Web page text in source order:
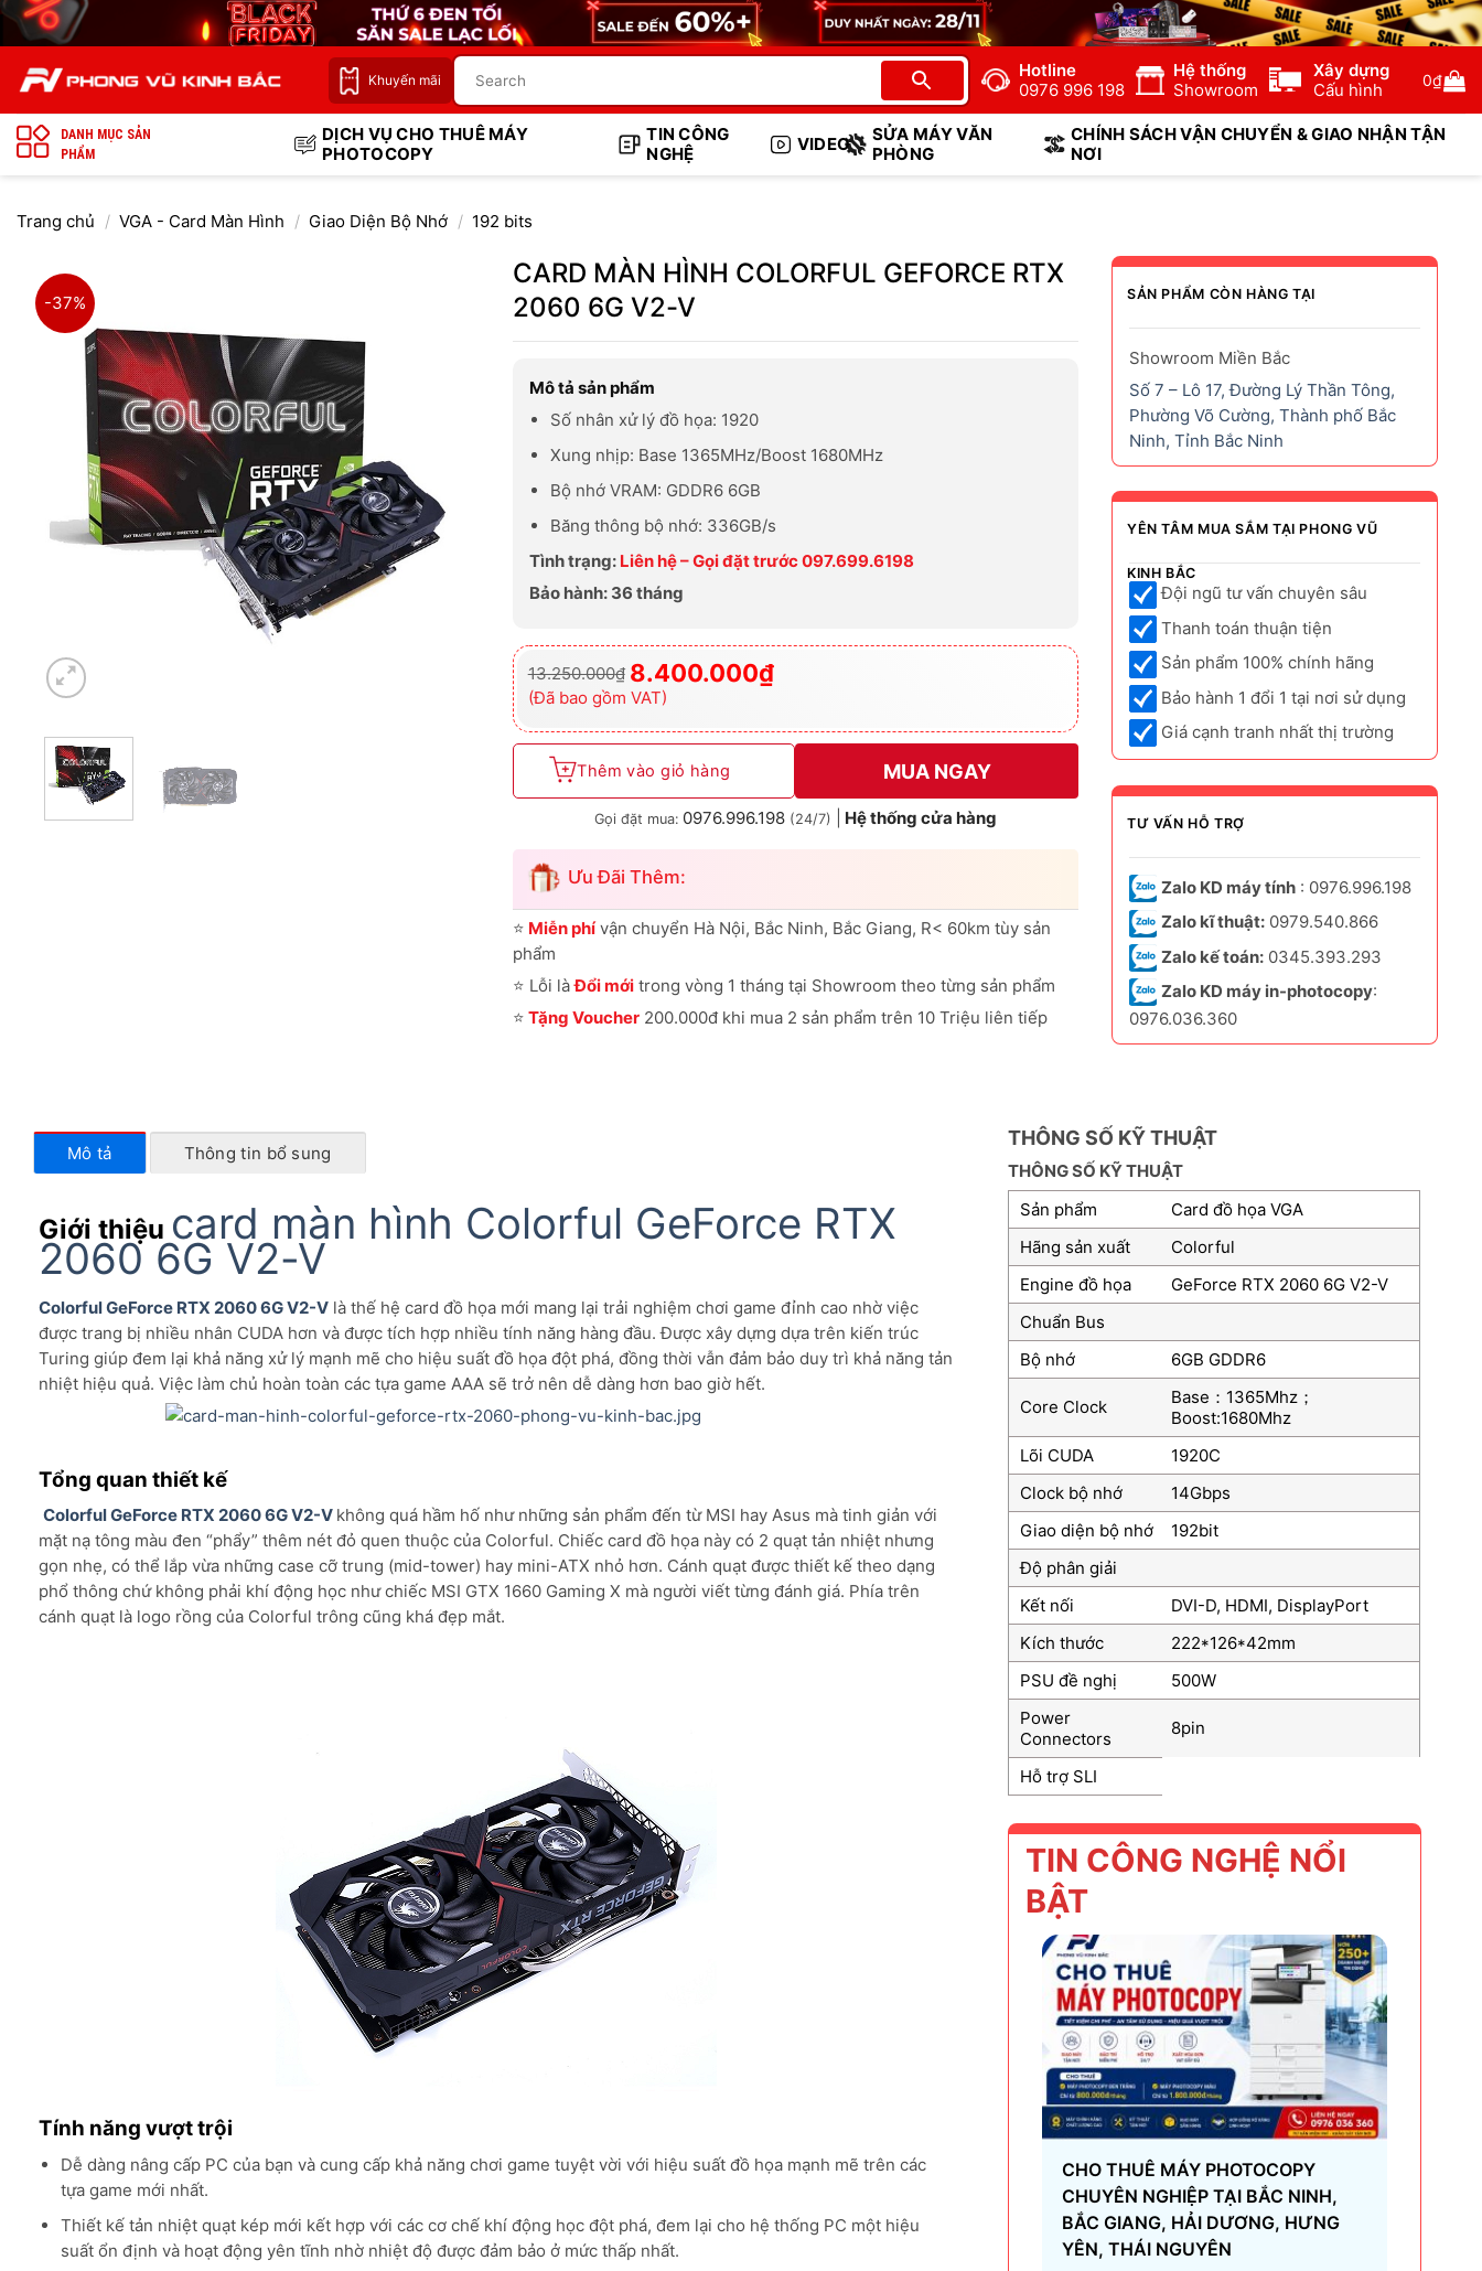
Bỏ
qua
dung
Khuyến mãi
Hotline
0976 996 198
Hệ thống
Showroom
Xây dựng
Cấu hình
0₫
DANH MỤC SẢN
PHẨM
DỊCH VỤ CHO THUÊ MÁY
PHOTOCOPY
TIN CÔNG
NGHỆ
VIDEO
SỬA MÁY VĂN
PHÒNG
CHÍNH SÁCH VẬN CHUYỂN & GIAO NHẬN TẬN
NƠI
Trang chủ / VGA - Card Màn Hình / Giao Diện Bộ Nhớ / 192 bits
-37%
CARD MÀN HÌNH COLORFUL GEFORCE RTX
2060 6G V2-V
Mô tả sản phẩm
Số nhân xử lý đồ họa: 1920
Xung nhịp: Base 1365MHz/Boost 1680MHz
Bộ nhớ VRAM: GDDR6 6GB
Băng thông bộ nhớ: 336GB/s
Tình trạng: Liên hệ – Gọi đặt trước 097.699.6198
Bảo hành: 36 tháng
13.250.000₫
Giá
gốc
là:
13.250.000₫.
8.400.000₫
Giá
hiện
tại
là:
8.400.000₫.
(Đã bao gồm VAT)
Thêm vào giỏ hàng MUA NGAY
Gọi đặt mua: 0976.996.198 (24/7) Hệ thống cửa hàng
Ưu Đãi Thêm:
⭐ Miễn phívận chuyển Hà Nội, Bắc Ninh, Bắc Giang, R< 60km tùy sản
phẩm
⭐ Lỗi làĐổi mớitrong vòng 1 tháng tại Showroom theo từng sản phẩm
⭐ Tặng Voucher200.000đ khi mua 2 sản phẩm trên 10 Triệu liên tiếp
SẢN PHẨM CÒN HÀNG TẠI
Showroom Miền Bắc
Số 7 – Lô 17, Đường Lý Thần Tông,
Phường Võ Cường, Thành phố Bắc
Ninh, Tỉnh Bắc Ninh
YÊN TÂM MUA SẮM TẠI PHONG VŨ
KINH BẮC
Đội ngũ tư vấn chuyên sâu
Thanh toán thuận tiện
Sản phẩm 100% chính hãng
Bảo hành 1 đổi 1 tại nơi sử dụng
Giá cạnh tranh nhất thị trường
TƯ VẤN HỖ TRỢ
Zalo KD máy tính: 0976.996.198
Zalo kĩ thuật:0979.540.866
Zalo kế toán:0345.393.293
Zalo KD máy in-photocopy:
0976.036.360
Mô tả Thông tin bổ sung
Giới thiệu card màn hình Colorful GeForce RTX
2060 6G V2-V
Colorful GeForce RTX 2060 6G V2-V là thế hệ card đồ họa mới mang lại trải nghiệm chơi game đỉnh cao nhờ việc
được trang bị nhiều nhân CUDA hơn và được tích hợp nhiều tính năng hàng đầu. Được xây dựng dựa trên kiến trúc
Turing giúp đem lại khả năng xử lý mạnh mẽ cho hiệu suất đồ họa đột phá, đồng thời vẫn đảm bảo duy trì khả năng tản
nhiệt hiệu quả. Việc làm chủ hoàn toàn các tựa game AAA sẽ trở nên dễ dàng hơn bao giờ hết.
Tổng quan thiết kế
Colorful GeForce RTX 2060 6G V2-V không quá hầm hố như những sản phẩm đến từ MSI hay Asus mà tinh giản với
mặt nạ tông màu đen “phẩy” thêm nét đỏ quen thuộc của Colorful. Chiếc card đồ họa này có 2 quạt tản nhiệt nhưng
gọn nhẹ, có thể lắp vừa những case cỡ trung (mid-tower) hay mini-ATX nhỏ hơn. Cánh quạt được thiết kế theo dạng
phổ thông chứ không phải khí động học như chiếc MSI GTX 1660 Gaming X mà người viết từng đánh giá. Phía trên
cánh quạt là logo rồng của Colorful trông cũng khá đẹp mắt.
Tính năng vượt trội
Dễ dàng nâng cấp PC của bạn và cung cấp khả năng chơi game tuyệt vời với hiệu suất đồ họa mạnh mẽ trên các
tựa game mới nhất.
Thiết kế tản nhiệt quạt kép mới kết hợp với các cơ chế khí động học đột phá, đem lại cho hệ thống PC một hiệu
suất ổn định và hoạt động yên tĩnh nhờ nhiệt độ được đảm bảo ở mức thấp nhất.
THÔNG SỐ KỸ THUẬT
THÔNG SỐ KỸ THUẬT
Sản phẩm
Card đồ họa VGA
Hãng sản xuất
Colorful
Engine đồ họa
GeForce RTX 2060 6G V2-V
Chuẩn Bus
Bộ nhớ
6GB GDDR6
Core Clock
Base：1365Mhz；
Boost:1680Mhz
Lõi CUDA
1920C
Clock bộ nhớ
14Gbps
Giao diện bộ nhớ
192bit
Độ phân giải
Kết nối
DVI-D, HDMI, DisplayPort
Kích thước
222*126*42mm
PSU đề nghị
500W
Power
Connectors
8pin
Hỗ trợ SLI
TIN CÔNG NGHỆ NỔI
BẬT
CHO THUÊ MÁY PHOTOCOPY
CHUYÊN NGHIỆP TẠI BẮC NINH,
BẮC GIANG, HẢI DƯƠNG, HƯNG
YÊN, THÁI NGUYÊN